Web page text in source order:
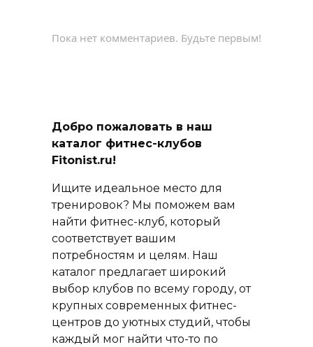
Пока нет комментариев. Будьте первым!
Добро пожаловать в наш
каталог фитнес-клубов
Fitonist.ru!
Ищите идеальное место для
тренировок? Мы поможем вам
найти фитнес-клуб, который
соответствует вашим
потребностям и целям. Наш
каталог предлагает широкий
выбор клубов по всему городу, от
крупных современных фитнес-
центров до уютных студий, чтобы
каждый мог найти что-то по